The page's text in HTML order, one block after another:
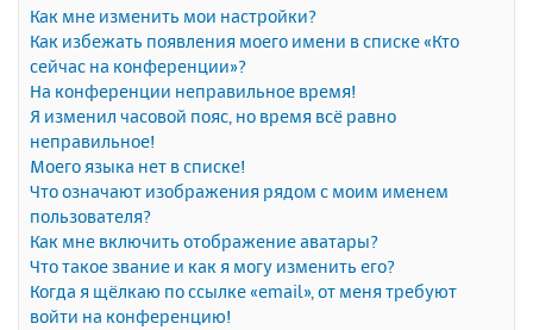
Как мне изменить мои настройки?
Как избежать появления моего имени в списке «Кто
сейчас на конференции»?
На конференции неправильное время!
Я изменил часовой пояс, но время всё равно
неправильное!
Моего языка нет в списке!
Что означают изображения рядом с моим именем
пользователя?
Как мне включить отображение аватары?
Что такое звание и как я могу изменить его?
Когда я щёлкаю по ссылке «email», от меня требуют
войти на конференцию!